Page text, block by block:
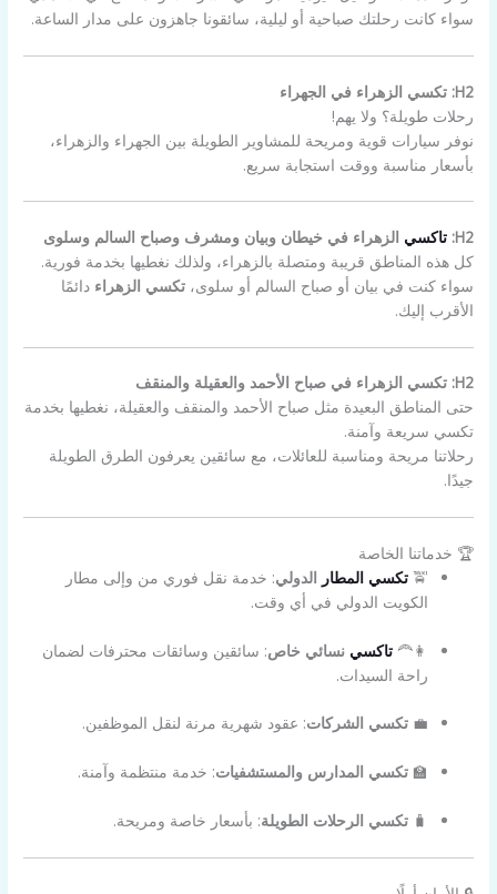
سواء كانت رحلتك صباحية أو ليلية، سائقونا جاهزون على مدار الساعة.
H2: تكسي الزهراء في الجهراء
رحلات طويلة؟ ولا يهم!
نوفر سيارات قوية ومريحة للمشاوير الطويلة بين الجهراء والزهراء،
بأسعار مناسبة ووقت استجابة سريع.
H2: تاكسي الزهراء في خيطان وبيان ومشرف وصباح السالم وسلوى
كل هذه المناطق قريبة ومتصلة بالزهراء، ولذلك نغطيها بخدمة فورية.
سواء كنت في بيان أو صباح السالم أو سلوى،تكسي الزهراء دائمًا
الأقرب إليك.
H2: تكسي الزهراء في صباح الأحمد والعقيلة والمنقف
حتى المناطق البعيدة مثل صباح الأحمد والمنقف والعقيلة، نغطيها بخدمة
تكسي سريعة وآمنة.
رحلاتنا مريحة ومناسبة للعائلات، مع سائقين يعرفون الطرق الطويلة
جيدًا.
🏆 خدماتنا الخاصة
🚖تكسي المطار الدولي: خدمة نقل فوري من وإلى مطار
الكويت الدولي في أي وقت.
👩‍🦰تاكسي نسائي خاص: سائقين وسائقات محترفات لضمان
راحة السيدات.
💼تكسي الشركات: عقود شهرية مرنة لنقل الموظفين.
🏫تكسي المدارس والمستشفيات: خدمة منتظمة وآمنة.
🧳تكسي الرحلات الطويلة: بأسعار خاصة ومريحة.